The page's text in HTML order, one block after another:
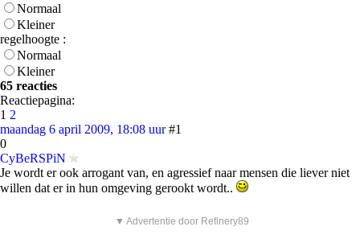
Normaal
Kleiner
regelhoogte :
Normaal
Kleiner
65 reacties
Reactiepagina:
1 2
maandag 6 april 2009, 18:08 uur #1
0
CyBeRSPiN
Je wordt er ook arrogant van, en agressief naar mensen die liever niet
willen dat er in hun omgeving gerookt wordt..
▼ Advertentie door Refinery89